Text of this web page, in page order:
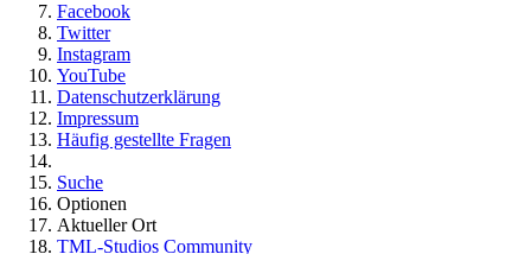
Facebook
Twitter
Instagram
YouTube
Datenschutzerklärung
Impressum
Häufig gestellte Fragen
Suche
Optionen
Aktueller Ort
TML-Studios Community